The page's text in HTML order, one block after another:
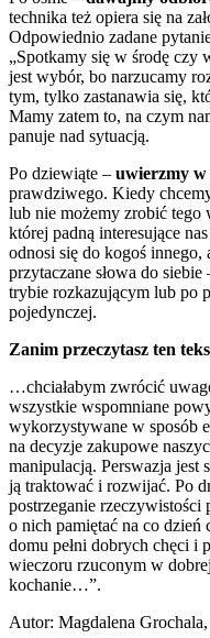
technika też opiera się na
Odpowiednio zadane
„Spotkamy się w środę czy
jest wybór, bo narzucamy
tym, tylko zastanawia się,
Mamy zatem to, na czym
panuje nad sytuacją.
Po dziewiąte – uwierzmy w
prawdziwego. Kiedy
lub nie możemy zrobić tego
której padną interesujące
odnosi się do kogoś
przytaczane słowa do
trybie rozkazującym lub po
pojedynczej.
Zanim przeczytasz ten
…chciałabym zwrócić
wszystkie wspomniane
wykorzystywane w sposób
na decyzje zakupowe
manipulacją. Perswazja jest
ją traktować i rozwijać. Po
postrzeganie
o nich pamiętać na co
domu pełni dobrych chęci i
wieczoru rzuconym w
kochanie…”.
Autor: Magdalena